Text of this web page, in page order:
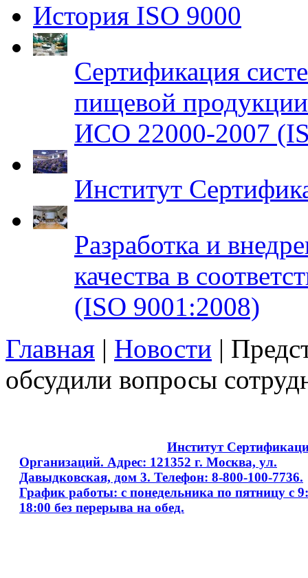
История ISO 9000
Сертификация
пищевой
ИСО 22000-2007
Институт
Разработка и
качества в
(ISO 9001:2008)
Главная | Новости |
обсудили вопросы
Институт
Организаций. Адрес: 121352 г. Москва, ул.
Давыдковская, дом 3. Телефон: 8-800-100-7736.
График работы: с понедельника по пятницу с
18:00 без перерыва на обед.